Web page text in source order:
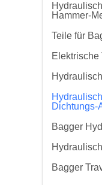
Hammer-
Teile für
Elektrische
Dichtungs-
Bagger
Bagger